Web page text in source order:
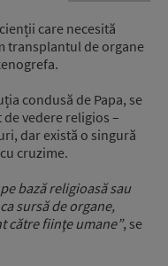
care necesită
transplantul de organe
condusă de Papa, se
vedere religios –
dar există o singură
cruzime.
bază religioasă sau
sursă de organe,
către fiinţe umane”, se